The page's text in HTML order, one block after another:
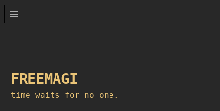
Skip
FREEMAGI
time waits for no one.